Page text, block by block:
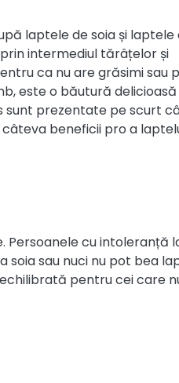
laptele de soia și laptele
intermediul tărâțelor și
ca nu are grăsimi sau
este o băutură delicioasă
sunt prezentate pe scurt
beneficii pro a
Persoanele cu intoleranță
soia sau nuci nu pot bea
pentru cei care